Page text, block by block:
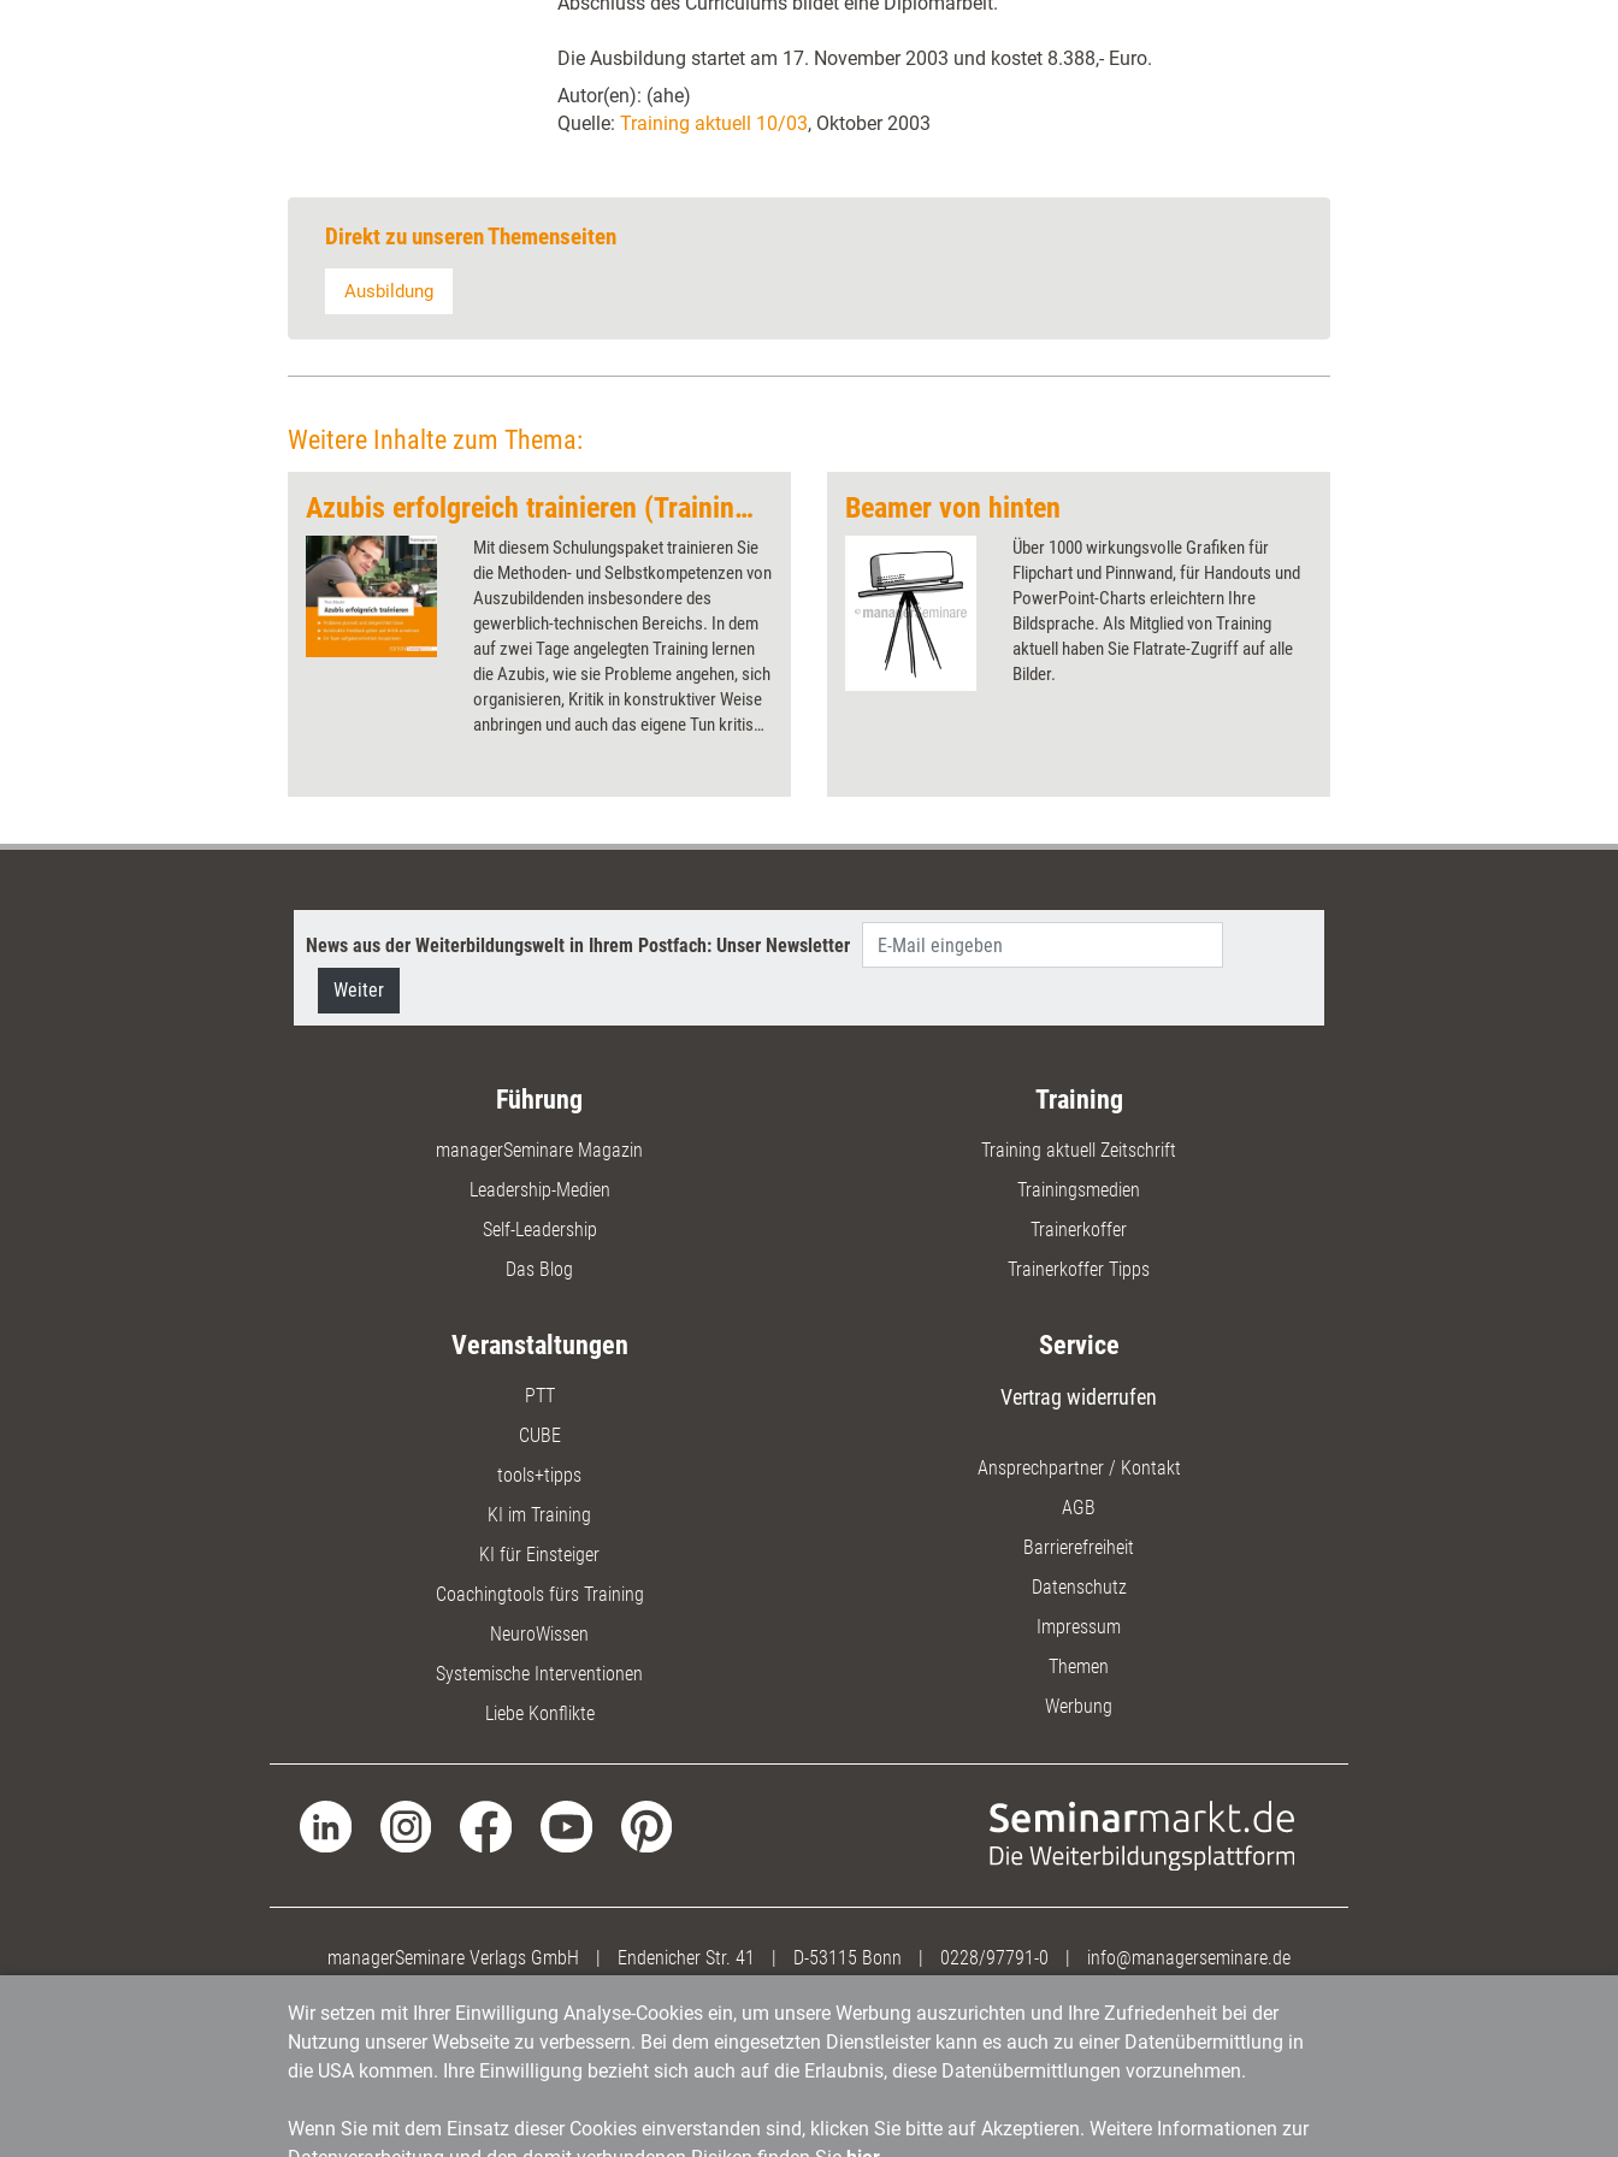
Die Ausbildung startet am 17. November 2003 und kostet 8.388,- Euro.
Autor(en): (ahe)
Quelle: Training aktuell 10/03, Oktober 2003
Direkt zu unseren Themenseiten
Ausbildung
Weitere Inhalte zum Thema:
Azubis erfolgreich trainieren (Trainingskonzept)
Mit diesem Schulungspaket trainieren Sie
die Methoden- und Selbstkompetenzen von
Auszubildenden insbesondere des
gewerblich-technischen Bereichs. In dem
auf zwei Tage angelegten Training lernen
die Azubis, wie sie Probleme angehen, sich
organisieren, Kritik in konstruktiver Weise
anbringen und auch das eigene Tun kritisch
Beamer von hinten
Über 1000 wirkungsvolle Grafiken für
Flipchart und Pinnwand, für Handouts und
PowerPoint-Charts erleichtern Ihre
Bildsprache. Als Mitglied von Training
aktuell haben Sie Flatrate-Zugriff auf alle
Bilder.
News aus der Weiterbildungswelt in Ihrem Postfach: Unser Newsletter
Weiter
Führung
managerSeminare Magazin
Leadership-Medien
Self-Leadership
Das Blog
Training
Training aktuell Zeitschrift
Trainingsmedien
Trainerkoffer
Trainerkoffer Tipps
Veranstaltungen
PTT
CUBE
tools+tipps
KI im Training
KI für Einsteiger
Coachingtools fürs Training
NeuroWissen
Systemische Interventionen
Liebe Konflikte
Service
Vertrag widerrufen
Ansprechpartner / Kontakt
AGB
Barrierefreiheit
Datenschutz
Impressum
Themen
Werbung
managerSeminare Verlags GmbH | Endenicher Str. 41 | D-53115 Bonn | 0228/97791-0 | info@managerseminare.de
Wir setzen mit Ihrer Einwilligung Analyse-Cookies ein, um unsere Werbung auszurichten und Ihre Zufriedenheit bei der
Nutzung unserer Webseite zu verbessern. Bei dem eingesetzten Dienstleister kann es auch zu einer Datenübermittlung in
die USA kommen. Ihre Einwilligung bezieht sich auch auf die Erlaubnis, diese Datenübermittlungen vorzunehmen.
Wenn Sie mit dem Einsatz dieser Cookies einverstanden sind, klicken Sie bitte auf Akzeptieren. Weitere Informationen zur